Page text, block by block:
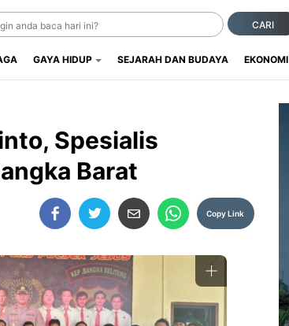
CARI
GAYA HIDUP SEJARAH DAN BUDAYA EKONOMI
Spesialis
Barat
Copy Link